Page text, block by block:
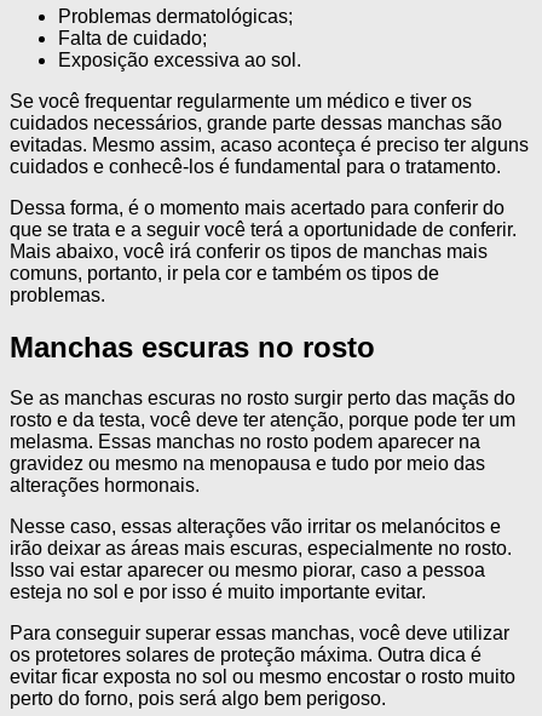
Problemas dermatológicas;
Falta de cuidado;
Exposição excessiva ao sol.
Se você frequentar regularmente um médico e tiver os
cuidados necessários, grande parte dessas manchas são
evitadas. Mesmo assim, acaso aconteça é preciso ter alguns
cuidados e conhecê-los é fundamental para o tratamento.
Dessa forma, é o momento mais acertado para conferir do
que se trata e a seguir você terá a oportunidade de conferir.
Mais abaixo, você irá conferir os tipos de manchas mais
comuns, portanto, ir pela cor e também os tipos de
problemas.
Manchas escuras no rosto
Se as manchas escuras no rosto surgir perto das maçãs do
rosto e da testa, você deve ter atenção, porque pode ter um
melasma. Essas manchas no rosto podem aparecer na
gravidez ou mesmo na menopausa e tudo por meio das
alterações hormonais.
Nesse caso, essas alterações vão irritar os melanócitos e
irão deixar as áreas mais escuras, especialmente no rosto.
Isso vai estar aparecer ou mesmo piorar, caso a pessoa
esteja no sol e por isso é muito importante evitar.
Para conseguir superar essas manchas, você deve utilizar
os protetores solares de proteção máxima. Outra dica é
evitar ficar exposta no sol ou mesmo encostar o rosto muito
perto do forno, pois será algo bem perigoso.